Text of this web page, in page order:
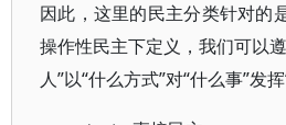
因此，这里的民主分类针对的
操作性民主下定义，我们可以
人”以“什么方式”对“什么事”发挥